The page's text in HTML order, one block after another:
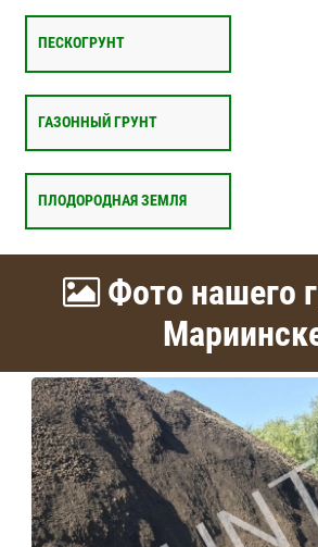
ПЕСКОГРУНТ
ГАЗОННЫЙ ГРУНТ
ПЛОДОРОДНАЯ ЗЕМЛЯ
Фото нашего